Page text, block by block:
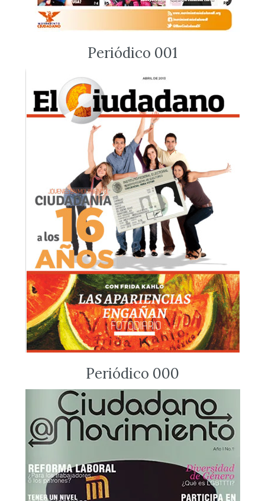
Periódico 001
Periódico 000